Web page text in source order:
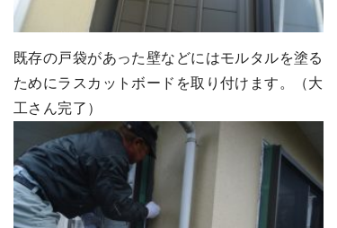
既存の戸袋があった壁などにはモルタルを塗る
ためにラスカットボードを取り付けます。（大
工さん完了）